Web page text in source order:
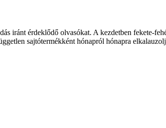
iránt érdeklődő olvasókat. A kezdetben fekete-
sajtótermékként hónapról hónapra